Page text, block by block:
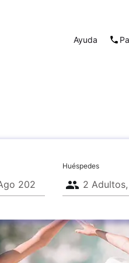
Ayuda
Huéspedes
people